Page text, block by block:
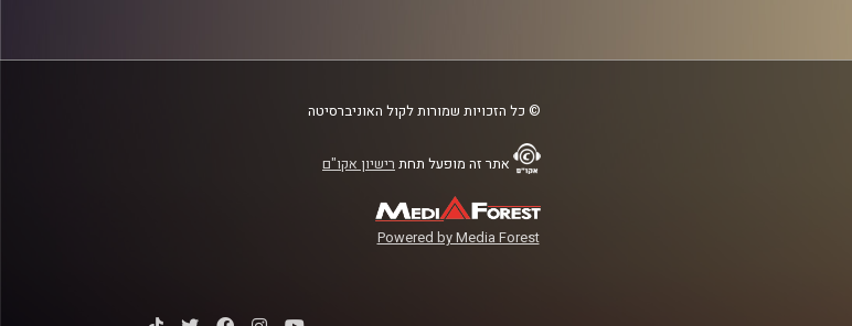
© כל הזכויות שמורות לקול האוניברסיטה
אתר זה מופעל תחת רישיון אקו"ם
Powered by Media Forest